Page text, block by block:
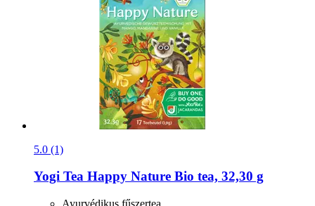
5.0 (1)
Yogi Tea Happy Nature Bio tea, 32,30 g